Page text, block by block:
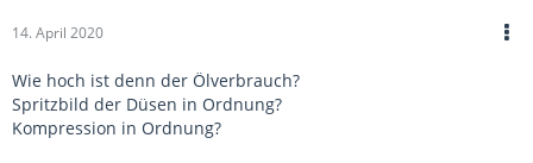
14. April 2020
Wie hoch ist denn der Ölverbrauch?
Spritzbild der Düsen in Ordnung?
Kompression in Ordnung?